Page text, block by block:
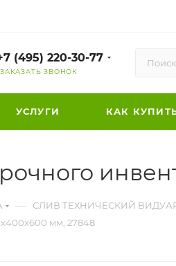
(495) 220-30-77
ЗАКАЗАТЬ ЗВОНОК
УСЛУГИ КАК
— СЛИВ ТЕХНИЧЕСКИЙ
мм, 27848